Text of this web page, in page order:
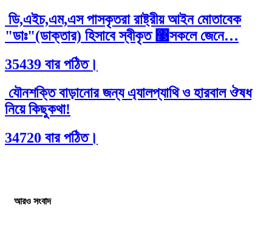
ডি,এইচ,এম,এস পাসকৃতরা রাষ্ট্রীয় আইন মোতাবেক
"ডাঃ"(ডাক্তার) হিসাবে স্বীকৃত ঳সকলে জেনে…
35439 বার পঠিত।
যৌনশক্তি বাড়ানোর জন্য এ্যালপ্যাথি ও হারবাল ঔষধ
নিয়ে কিছুকথা!
34720 বার পঠিত।
আরও সংবাদ